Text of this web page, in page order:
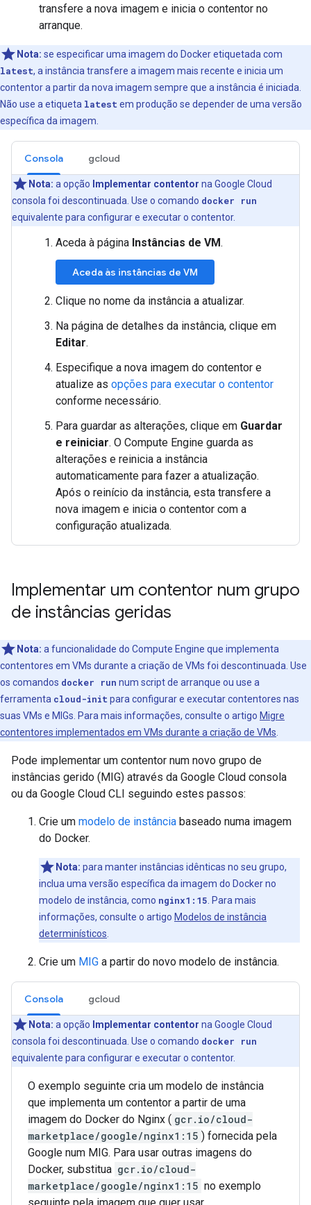
transfere a nova imagem e inicia o contentor no
arranque.
Nota: se especificar uma imagem do Docker etiquetada com
latest, a instância transfere a imagem mais recente e inicia um
contentor a partir da nova imagem sempre que a instância é iniciada.
Não use a etiqueta latest em produção se depender de uma versão
específica da imagem.
Consola gcloud
Nota: a opção Implementar contentor na Google Cloud
consola foi descontinuada. Use o comando docker run
equivalente para configurar e executar o contentor.
Aceda à página Instâncias de VM.
Aceda às instâncias de VM
Clique no nome da instância a atualizar.
Na página de detalhes da instância, clique em
Editar.
Especifique a nova imagem do contentor e
atualize as opções para executar o contentor
conforme necessário.
Para guardar as alterações, clique em Guardar
e reiniciar. O Compute Engine guarda as
alterações e reinicia a instância
automaticamente para fazer a atualização.
Após o reinício da instância, esta transfere a
nova imagem e inicia o contentor com a
configuração atualizada.
Implementar um contentor num grupo
de instâncias geridas
Nota: a funcionalidade do Compute Engine que implementa
contentores em VMs durante a criação de VMs foi descontinuada. Use
os comandos docker run num script de arranque ou use a
ferramenta cloud-init para configurar e executar contentores nas
suas VMs e MIGs. Para mais informações, consulte o artigo Migre
contentores implementados em VMs durante a criação de VMs
Pode implementar um contentor num novo grupo de
instâncias gerido (MIG) através da Google Cloud consola
ou da Google Cloud CLI seguindo estes passos:
Crie um modelo de instância baseado numa imagem
do Docker.
Nota: para manter instâncias idênticas no seu grupo,
inclua uma versão específica da imagem do Docker no
modelo de instância, como nginx1:15 . Para mais
informações, consulte o artigo Modelos de instância
determinísticos
Crie um MIG a partir do novo modelo de instância.
Consola gcloud
Nota: a opção Implementar contentor na Google Cloud
consola foi descontinuada. Use o comando docker run
equivalente para configurar e executar o contentor.
O exemplo seguinte cria um modelo de instância
que implementa um contentor a partir de uma
imagem do Docker do Nginx ( gcr.io/cloud-
marketplace/google/nginx1:15 ) fornecida pela
Google num MIG. Para usar outras imagens do
Docker, substitua gcr.io/cloud-
marketplace/google/nginx1:15 no exemplo